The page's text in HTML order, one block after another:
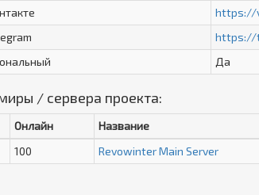
https://
https://
Да
/ сервера проекта:
Онлайн Название
100 Revowinter Main Server